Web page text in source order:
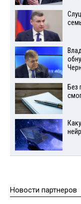
Без
Новости партнеров